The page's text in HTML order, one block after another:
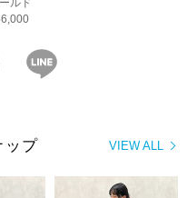
ルド
facebook
VIEW ALL
ップ